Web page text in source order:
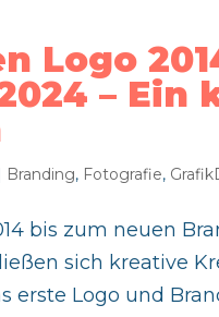
Logo
–
Branding, Fotografie,
bis zum neuen
sich kreative
erste Logo und